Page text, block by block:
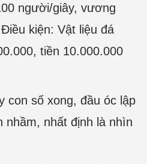
người/giây, vương
kiện: Vật liệu đá
tiền 10.000.000
con số xong, đầu óc lập
nhầm, nhất định là nhìn